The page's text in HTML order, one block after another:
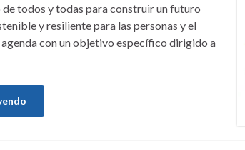
todos y todas para construir un futuro
y resiliente para las personas y el
con un objetivo específico dirigido a